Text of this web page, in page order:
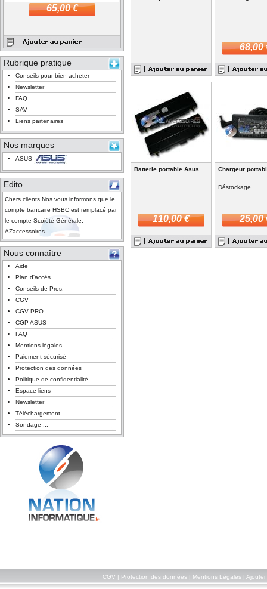
65,00 €
Rubrique pratique
Conseils pour bien acheter
Newsletter
FAQ
SAV
Liens partenaires
Nos marques
ASUS
Edito
Chers clients Nos vous informons que le
compte bancaire HSBC est remplacé par
le compte Scoiété Générale.
AZaccessoires
Nous connaître
Aide
Plan d'accès
Conseils de Pros.
CGV
CGV PRO
CGP ASUS
FAQ
Mentions légales
Paiement sécurisé
Protection des données
Politique de confidentialité
Espace liens
Newsletter
Téléchargement
Sondage ...
68,00
Batterie portable Asus
110,00 €
Chargeur
Déstockage
25,00
CGV Protection des données| Mentions Légales| Ajouter